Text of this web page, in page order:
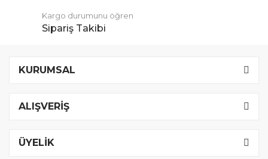
Kargo durumunu öğren
Sipariş Takibi
KURUMSAL
ALIŞVERİŞ
ÜYELİK